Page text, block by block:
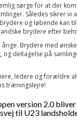
sørge for at der
Således sikrer vi
og løbende kan
brydere efter
årige. Brydere med
og deltagelse på
ledere og forældre
træningslejre!
version 2.0
til U23